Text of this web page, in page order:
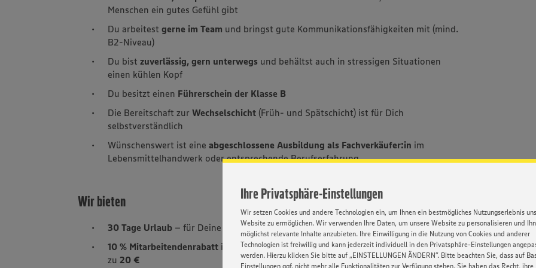
Ihre Privatsphäre-Einstellungen
Wir setzen Cookies und andere Technologien ein, um Ihnen ein bestmögliches Nutzungserlebnis
Website zu ermöglichen. Wir verwenden Ihre Daten, um unsere Website zu personalisieren und
möglichst relevante Inhalte anzubieten. Ihre Einwilligung in die Nutzung von Cookies und anderer
Technologien ist freiwillig und kann jederzeit individuell in den Privatsphäre-Einstellungen
werden. Hierzu klicken Sie bitte auf „EINSTELLUNGEN ÄNDERN”. Bitte beachten Sie, dass auf
Einstellungen ggf. nicht mehr alle Funktionalitäten zur Verfügung stehen. Sie haben das Recht, ihre
Menschen ein gutes Gefühl gibt
Du arbeitestgerne im Team und bringst gute Kommunikationsfähigkeiten mit (mind.
B2-Niveau)
Du bistzuverlässig, gern unterwegs und behältst auch in stressigen Situationen
einen kühlen Kopf
Du besitzt einen Führerschein der Klasse B
Die Bereitschaft zurWechselschicht (Früh- und Spätschicht) ist für Dich
selbstverständlich
Wünschenswert ist eineabgeschlossene Ausbildung als Fachverkäufer:in im
Lebensmittelhandwerk oder entsprechende Berufserfahrung
Wir bieten
30 Tage Urlaub – für Deine Erholungund neueEnergie
10 % Mitarbeitendenrabatt in teilnehmendenEDEKA Nord-Märkten – monatlich bis
zu20 €